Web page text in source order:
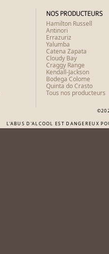
NOS PRODUCTEURS
Hamilton Russell
Antinori
Errazuriz
Yalumba
Catena Zapata
Cloudy Bay
Craggy Range
Kendall-Jackson
Bodega Colome
Quinta do Crasto
Tous nos producteurs
L'ABUS D'ALCOOL EST DANGEREUX